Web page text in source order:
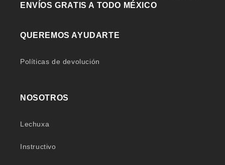
ENVÍOS GRATIS A TODO MÉXICO
QUEREMOS AYUDARTE
Políticas de devolución
NOSOTROS
Lechuxa
Instructivo